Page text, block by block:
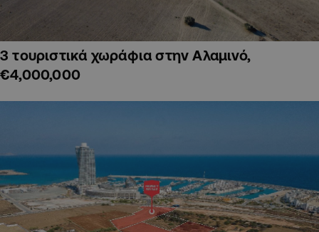
3 τουριστικά χωράφια στην Αλαμινό,
€4,000,000